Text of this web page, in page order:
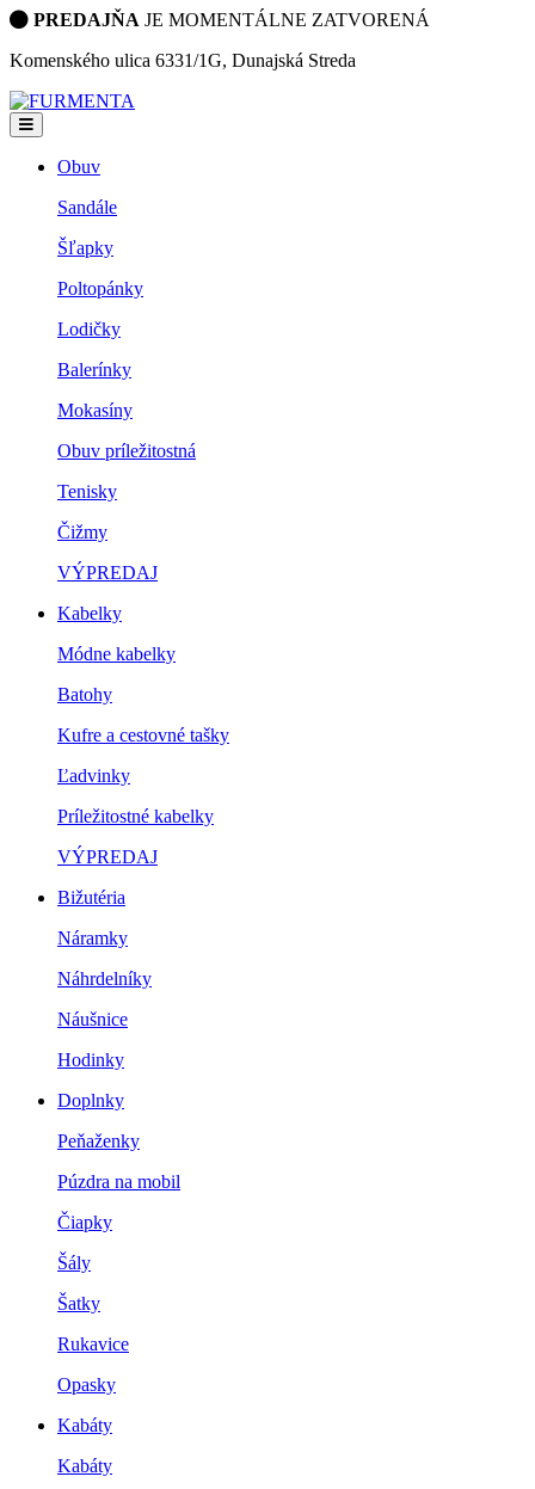
PREDAJŇA JE MOMENTÁLNE ZATVORENÁ
Komenského ulica 6331/1G, Dunajská Streda
Obuv
Sandále
Šľapky
Poltopánky
Lodičky
Balerínky
Mokasíny
Obuv príležitostná
Tenisky
Čižmy
VÝPREDAJ
Kabelky
Módne kabelky
Batohy
Kufre a cestovné tašky
Ľadvinky
Príležitostné kabelky
VÝPREDAJ
Bižutéria
Náramky
Náhrdelníky
Náušnice
Hodinky
Doplnky
Peňaženky
Púzdra na mobil
Čiapky
Šály
Šatky
Rukavice
Opasky
Kabáty
Kabáty